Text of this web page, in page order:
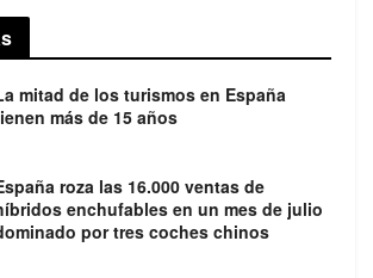
mitad de los turismos en España
más de 15 años
roza las 16.000 ventas de
enchufables en un mes de julio
por tres coches chinos